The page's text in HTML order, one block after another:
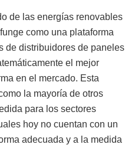
de las energías renovables
como una plataforma
de distribuidores de paneles
el mejor
en el mercado. Esta
la mayoría de otros
para los sectores
hoy no cuentan con un
adecuada y a la medida